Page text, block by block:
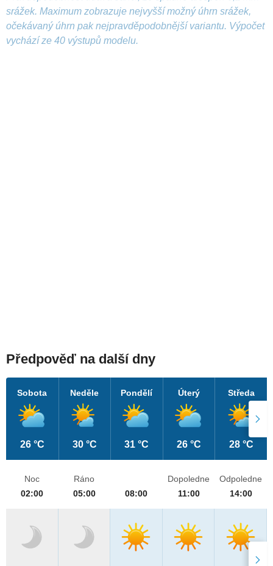
srážek. Maximum zobrazuje nejvyšší možný úhrn srážek,
očekávaný úhrn pak nejpravděpodobnější variantu. Výpočet
vychází ze 40 výstupů modelu.
Předpověď na další dny
Sobota
26 °C
Neděle
30 °C
Pondělí
31 °C
Úterý
26 °C
Středa
28 °C
Noc
02:00
Ráno
05:00
08:00
Dopoledne
11:00
Odpoledne
14:00